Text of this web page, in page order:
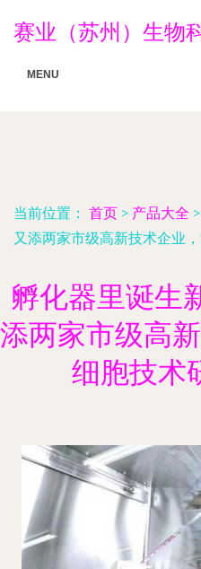
赛业（苏州）生物
MENU
当前位置： 首页 > 产品大全 >
又添两家市级高新技术企业
孵化器里诞生
添两家市级高
细胞技术